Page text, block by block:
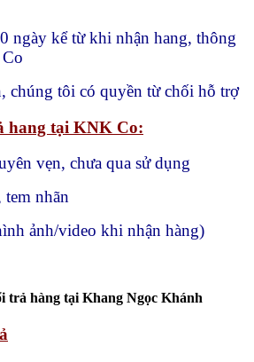
ngày kể từ khi nhận hang, thông
chúng tôi có quyền từ chối hỗ trợ
hang tại KNK Co:
vẹn, chưa qua sử dụng
tem nhãn
ảnh/video khi nhận hàng)
trả hàng tại Khang Ngọc Khánh